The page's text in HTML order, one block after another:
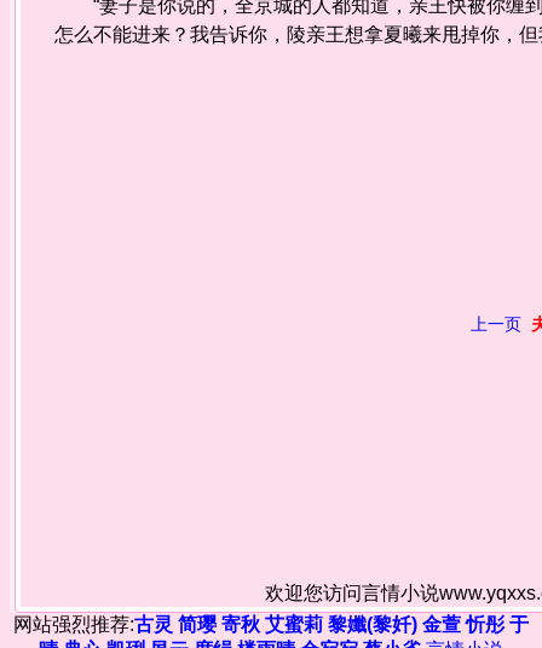
“妻子是你说的，全京城的人都知道，亲王快被你缠
怎么不能进来？我告诉你，陵亲王想拿夏曦来甩掉你，
上一页
欢迎您访问言情小说
网站强烈推荐:古灵 简璎 寄秋 艾蜜莉 黎孅(黎奷) 金萱 忻彤 于